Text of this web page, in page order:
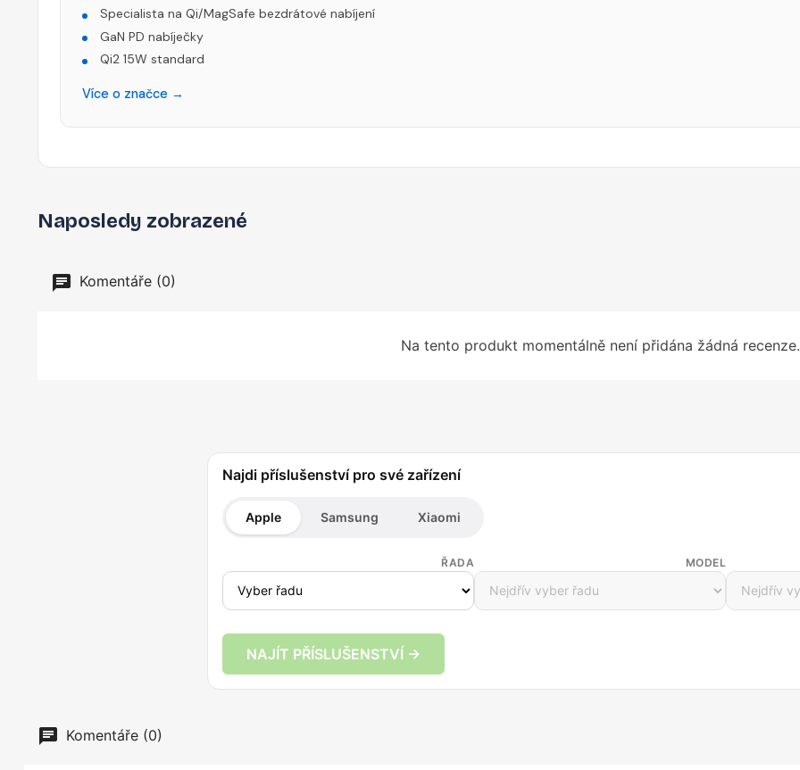
Specialista na Qi/MagSafe bezdrátové nabíjení
GaN PD nabíječky
Qi2 15W standard
Více o značce →
Naposledy zobrazené
Komentáře (0)
Na tento produkt momentálně není přidána žádná recenze.
Najdi příslušenství pro své zařízení
Apple Samsung Xiaomi
ŘADA MODEL
NAJÍT PŘÍSLUŠENSTVÍ →
Komentáře (0)